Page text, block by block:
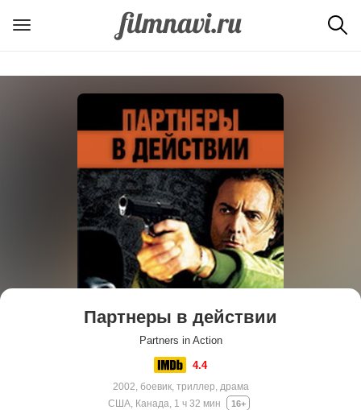
Партнеры в действии
Partners in Action
4.4
2002, боевик, триллер, драма
США, Канада, 1 ч 32 мин
16+